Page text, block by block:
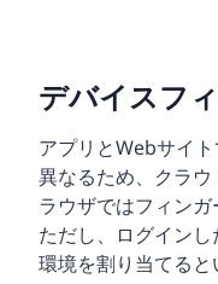
デバイスフ
アプリとWebサイ
異なるため、クラ
ラウザではフィン
ただし、ログイン
環境を割り当てると